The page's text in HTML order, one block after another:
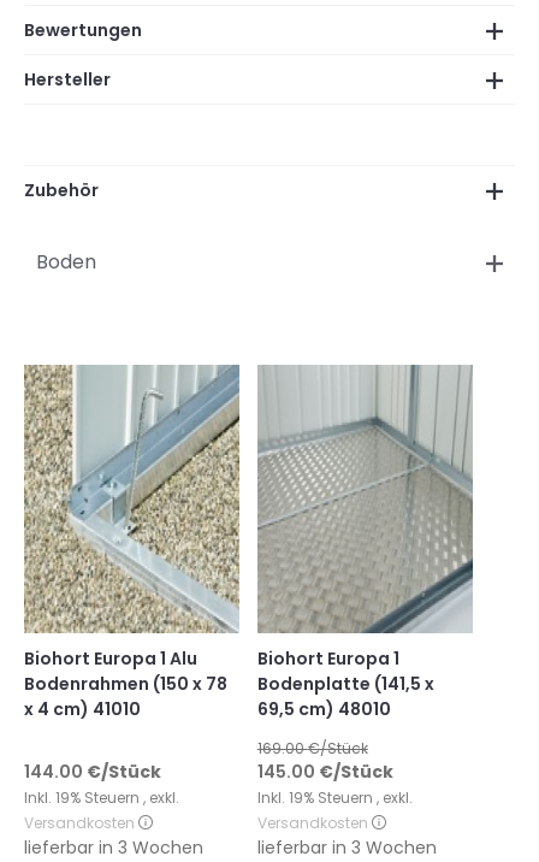
Bewertungen
Hersteller
Zubehör
Boden
Biohort Europa 1 Alu
Bodenrahmen (150 x 78
x 4 cm) 41010
144.00 €/Stück
Inkl. 19% Steuern , exkl.
Versandkosten
lieferbar in 3 Wochen
Biohort Europa 1
Bodenplatte (141,5 x
69,5 cm) 48010
169.00€/Stück
145.00 €/Stück
Inkl. 19% Steuern , exkl.
Versandkosten
lieferbar in 3 Wochen